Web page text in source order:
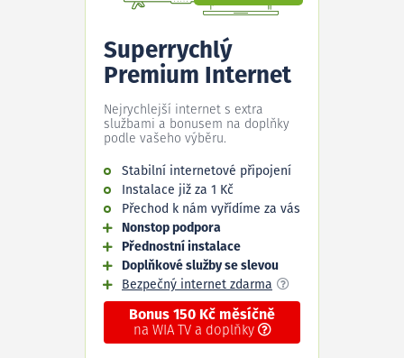
Superrychlý
Premium Internet
Nejrychlejší internet s extra
službami a bonusem na doplňky
podle vašeho výběru.
Stabilní internetové připojení
Instalace již za 1 Kč
Přechod k nám vyřídíme za vás
Nonstop podpora
Přednostní instalace
Doplňkové služby se slevou
Bezpečný internet zdarma
Bonus 150 Kč měsíčně
na WIA TV a doplňky